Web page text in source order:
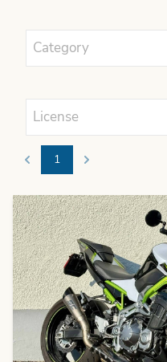
Category
License
Previous
1 Next